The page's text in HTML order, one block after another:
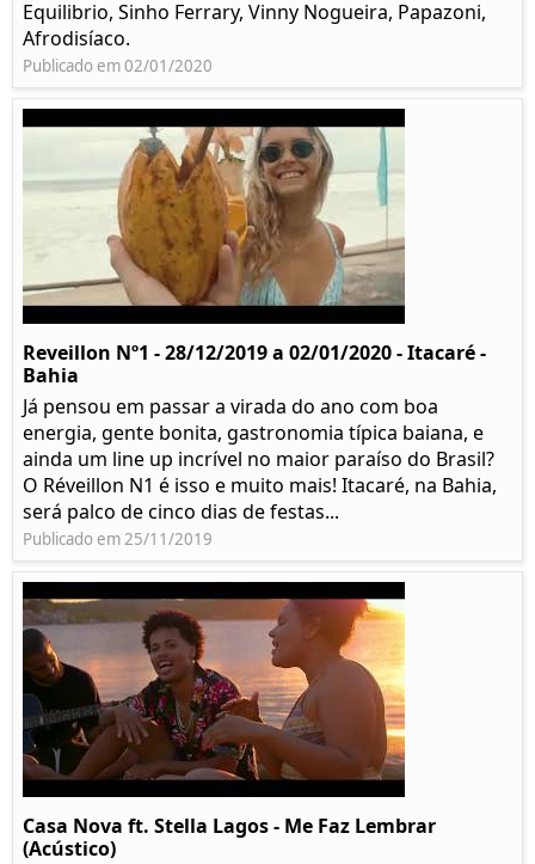
Equilibrio, Sinho Ferrary, Vinny Nogueira, Papazoni,
Afrodisíaco.
Publicado em 02/01/2020
Reveillon Nº1 - 28/12/2019 a 02/01/2020 - Itacaré -
Bahia
Já pensou em passar a virada do ano com boa
energia, gente bonita, gastronomia típica baiana, e
ainda um line up incrível no maior paraíso do Brasil?
O Réveillon N1 é isso e muito mais! Itacaré, na Bahia,
será palco de cinco dias de festas...
Publicado em 25/11/2019
Casa Nova ft. Stella Lagos - Me Faz Lembrar
(Acústico)